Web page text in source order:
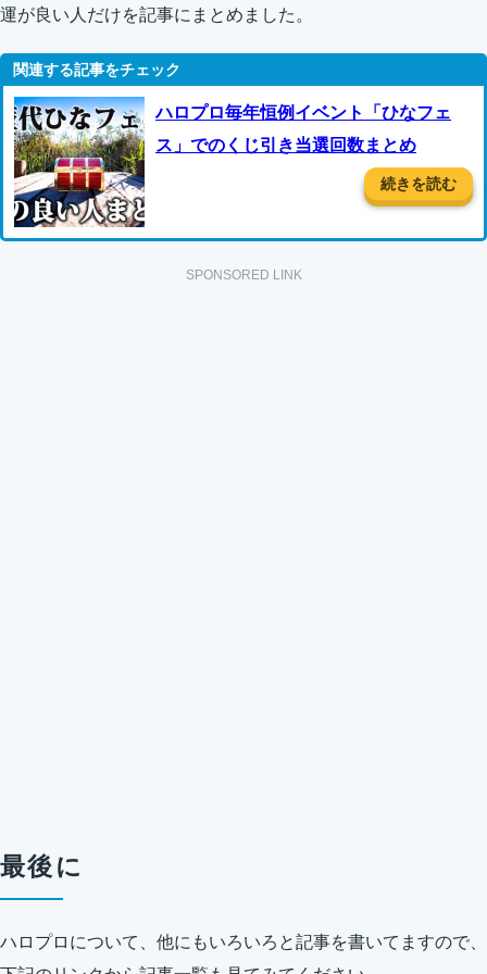
運が良い人だけを記事にまとめました。
ハロプロ毎年恒例イベント「ひなフェ
ス」でのくじ引き当選回数まとめ
続きを読む
SPONSORED LINK
最後に
ハロプロについて、他にもいろいろと記事を書いてますので、